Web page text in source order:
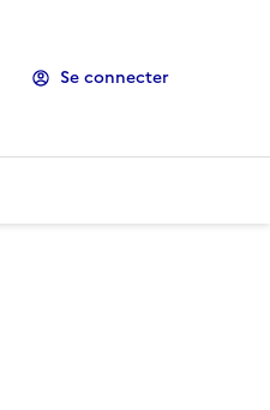
Se connecter